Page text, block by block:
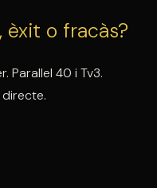
èxit o fracàs?
Parallel 40 i Tv3.